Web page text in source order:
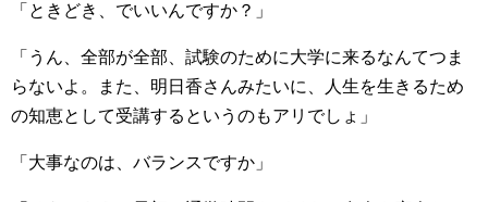
「ときどき、でいいんですか？」
「うん、全部が全部、試験のために大学に来るなんてつま
らないよ。また、明日香さんみたいに、人生を生きるため
の知恵として受講するというのもアリでしょ」
「大事なのは、バランスですか」